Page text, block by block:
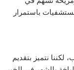
باستمرار
نتميز بتقديم